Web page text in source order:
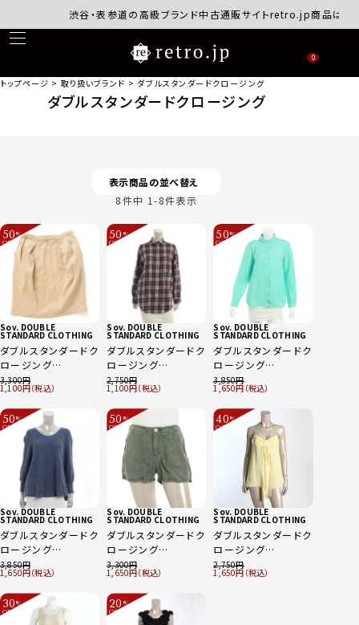
渋谷・表参道の高級ブランド中古通販サイトretro.jp商品はすべ
0
トップページ 取り扱いブランド ダブルスタンダードクロージング
ダブルスタンダードクロージング
表示商品の並べ替え
8件中 1-8件表示
50%
OFF ～
Sov. DOUBLE
STANDARD CLOTHING
ダブルスタンダードク
ロージング
(DOUBLE
STANDARD CLOT)
ヴァニラクチュール
スカート ベージュ
3,300
1,100
50%
OFF
Sov. DOUBLE
STANDARD CLOTHING
ダブルスタンダードク
ロージング
(DOUBLE
STANDARD CLOT)
チェック ドロップショ
ルダー シャツ ブルー
×レッド系
2,750
1,100
50%
OFF
Sov. DOUBLE
STANDARD CLOTHING
ダブルスタンダードク
ロージング
(DOUBLE
STANDARD CLOT)
リネン シャツ ミント
グリーン F
3,850
1,650
50%
OFF
Sov. DOUBLE
STANDARD CLOTHING
ダブルスタンダードク
ロージング
(DOUBLE
STANDARD CLOT)
ニット ワイドセータ
ー ブルー F
3,850
1,650
50%
OFF
Sov. DOUBLE
STANDARD CLOTHING
ダブルスタンダードク
ロージング
(DOUBLE
STANDARD CLOT)
エスト ボトムス ショ
ートパンツ グリーン
3,300
1,650
40%
OFF
Sov. DOUBLE
STANDARD CLOTHING
ダブルスタンダードク
ロージング
(DOUBLE
STANDARD CLOT)
2,750
1,650
30%
OFF
20%
OFF